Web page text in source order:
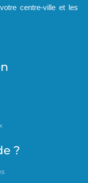
centre-ville et les
?